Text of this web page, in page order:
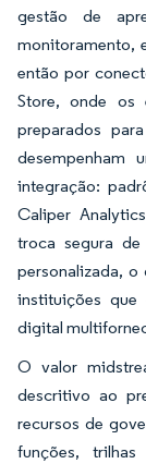
gestão de
monitoramento,
então por
Store, onde os
preparados
desempenham
integração:
Caliper
troca segura
personalizada,
instituições que
digital
O valor
descritivo ao
recursos de
funções,